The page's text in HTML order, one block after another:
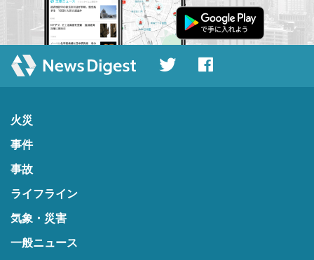
火災
事件
事故
ライフライン
気象・災害
一般ニュース